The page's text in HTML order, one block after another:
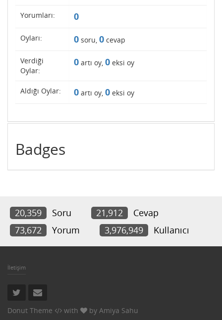
Yorumları: 0
Oyları: 0 soru, 0 cevap
Verdiği
Oylar:
0 artı oy, 0 eksi oy
Aldığı Oylar: 0 artı oy, 0 eksi oy
Badges
20,359 Soru 21,912
Cevap
73,672
Yorum 3,976,949 Kullanıcı
İletişim
Donut Theme with by Amiya Sahu